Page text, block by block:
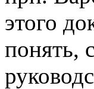
этого
понять,